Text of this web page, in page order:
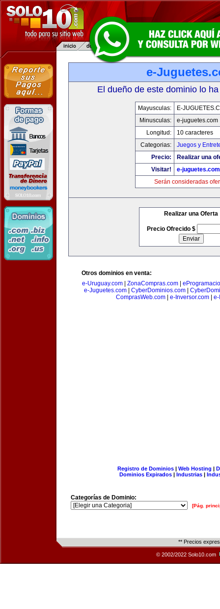
e-
El dueño de este dominio lo
Mayusculas:
E-
Minusculas:
e-juguetes.com
Longitud:
10 caracteres
Categorias:
Juegos y
Precio:
Realizar una
Visitar!
e-juguetes.com
Serán consideradas
Realizar una Oferta
Precio Ofrecido $
Otros dominios en venta:
e-Uruguay.com
ZonaCompras.com
e-Juguetes.com| CyberDominios.com|
ComprasWeb.com
e-Inversor.com e-
Registro de Dominios| Web Hosting |
Dominios Expirados | Industrias |
Categorías de Dominio:
[Pág.
** Precios
© 2002/2022 Solo10.com